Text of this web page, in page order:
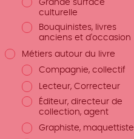
Grande surface
culturelle
Bouquinistes, livres
anciens et d'occasion
Métiers autour du livre
Compagnie, collectif
Lecteur, Correcteur
Éditeur, directeur de
collection, agent
Graphiste, maquettiste